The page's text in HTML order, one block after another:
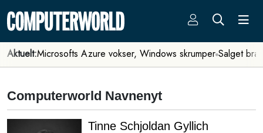
Aktuelt:Microsofts Azure vokser, Windows skrumper Salget
Computerworld Navnenyt
Tinne Schjoldan Gyllich